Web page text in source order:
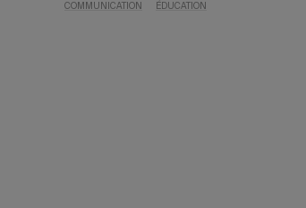
COMMUNICATION
ÉDUCATION